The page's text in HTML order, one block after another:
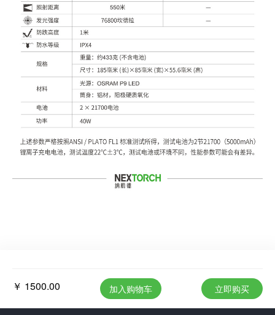
￥ 1500.00 加入购物车 立即购买